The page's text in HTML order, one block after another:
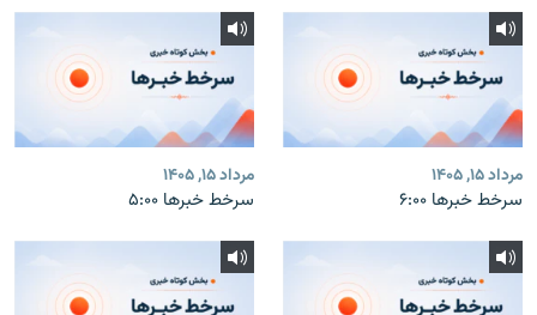
مرداد ۱۵, ۱۴۰۵
سرخط خبرها ۶:۰۰
مرداد ۱۵, ۱۴۰۵
سرخط خبرها ۵:۰۰